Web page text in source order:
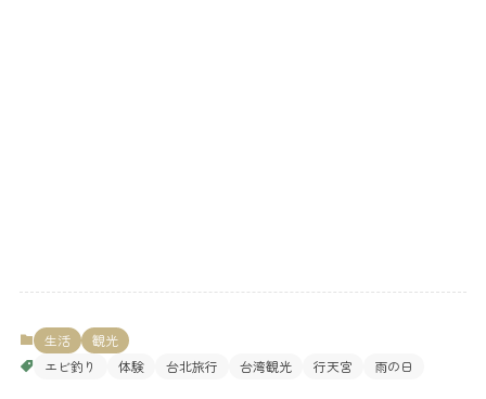
生活
観光
エビ釣り
体験 台北旅行 台湾観光 行天宮 雨の日